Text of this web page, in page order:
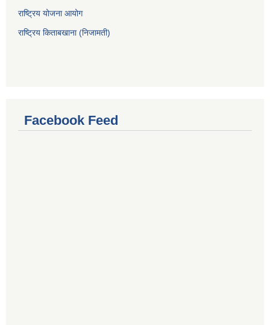
राष्ट्रिय योजना आयोग
राष्ट्रिय किताबखाना (निजामती)
Facebook Feed